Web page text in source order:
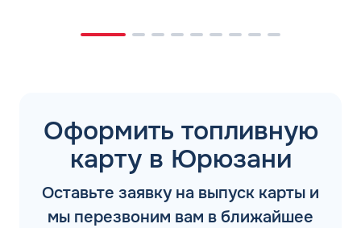
Оформить топливную
карту в Юрюзани
Оставьте заявку на выпуск карты и
мы перезвоним вам в ближайшее